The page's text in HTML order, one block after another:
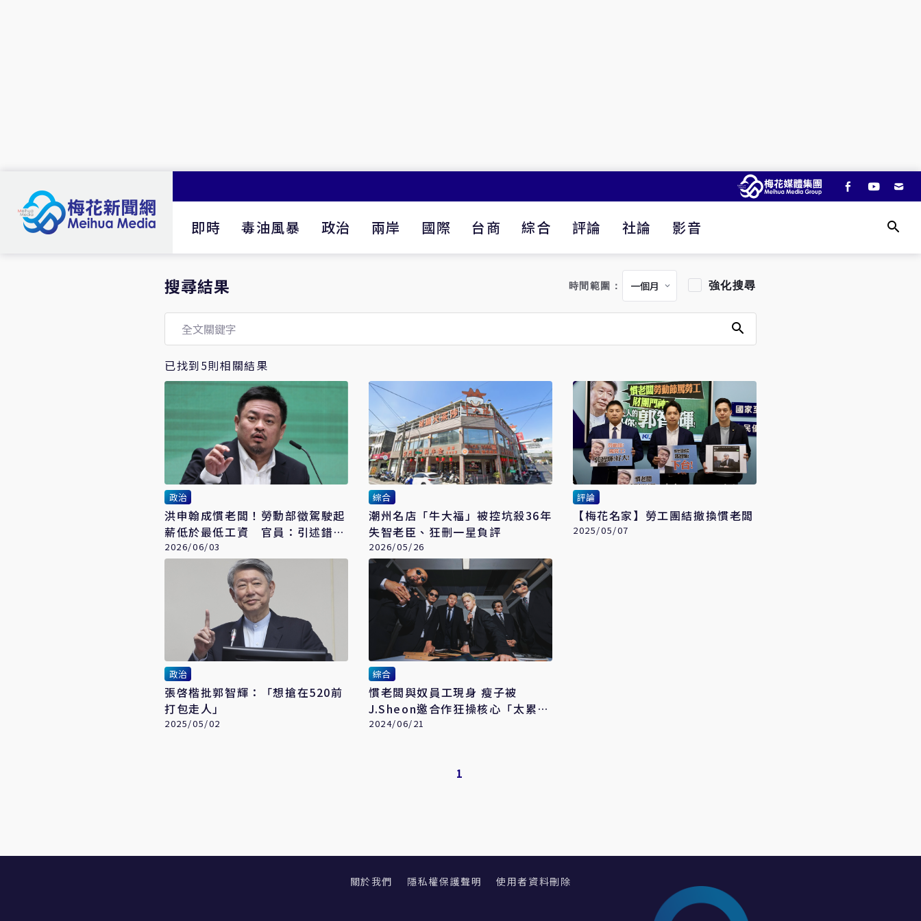
即時 毒油風暴 政治 兩岸 國際 台商 綜合 評論 社論 影音
搜尋結果 時間範圍： 強化搜尋
已找到5則相關結果
政治
洪申翰成慣老闆！勞動部徵駕駛起
薪低於最低工資 官員：引述錯誤
資料
2026/06/03
綜合
潮州名店「牛大福」被控坑殺36年
失智老臣、狂刪一星負評
2026/05/26
評論
【梅花名家】勞工團結撤換慣老闆
2025/05/07
政治
張啓楷批郭智輝：「想搶在520前
打包走人」
2025/05/02
綜合
慣老闆與奴員工現身 瘦子被
J.Sheon邀合作狂操核心「太累
了」
2024/06/21
1
關於我們 隱私權保護聲明 使用者資料刪除